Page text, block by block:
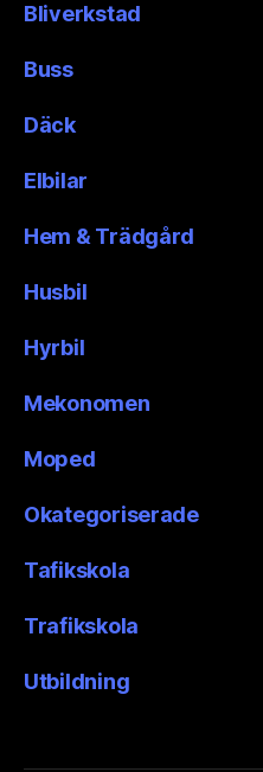
Bliverkstad
Buss
Däck
Elbilar
Hem & Trädgård
Husbil
Hyrbil
Mekonomen
Moped
Okategoriserade
Tafikskola
Trafikskola
Utbildning